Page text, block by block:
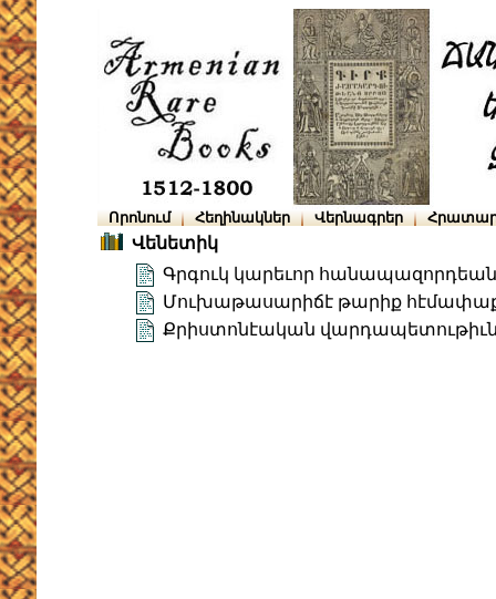
Որոնում Հեղինակներ Վերնագրեր
Վենետիկ
Գրգուկ կարեւոր հանապազորդեան
Մուխաթասարիճէ թարիք
Քրիստոնէական վարդապետութիւն